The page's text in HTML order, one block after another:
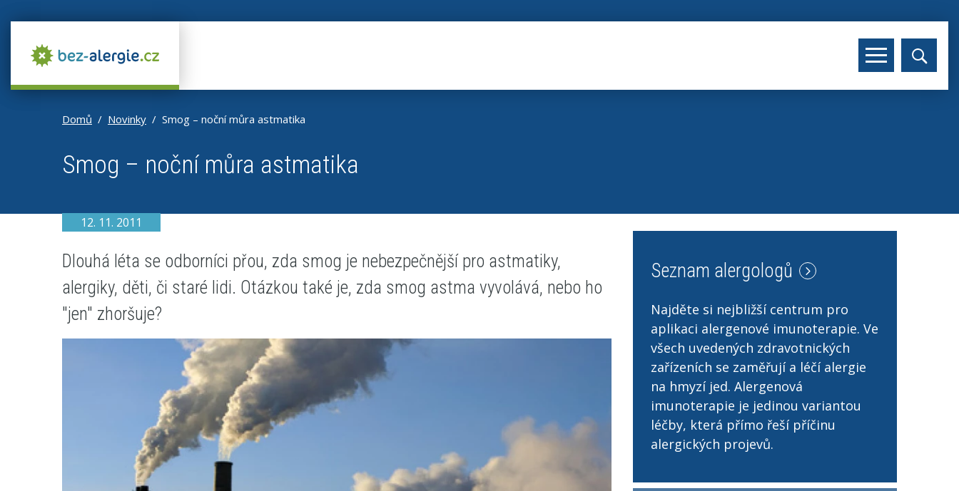
Domů Novinky Smog – noční můra astmatika
Smog – noční můra astmatika
12. 11. 2011
Dlouhá léta se odborníci přou, zda smog je nebezpečnější pro astmatiky,
alergiky, děti, či staré lidi. Otázkou také je, zda smog astma vyvolává, nebo ho
"jen" zhoršuje?
Seznam alergologů
Najděte si nejbližší centrum pro
aplikaci alergenové imunoterapie. Ve
všech uvedených zdravotnických
zařízeních se zaměřují a léčí alergie
na hmyzí jed. Alergenová
imunoterapie je jedinou variantou
léčby, která přímo řeší příčinu
alergických projevů.